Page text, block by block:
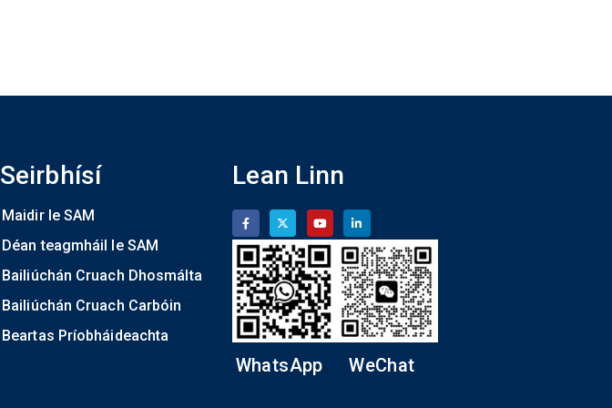
Seirbhísí
Maidir le SAM
Déan teagmháil le SAM
Bailiúchán Cruach Dhosmálta
Bailiúchán Cruach Carbóin
Beartas Príobháideachta
Lean Linn
WhatsApp WeChat